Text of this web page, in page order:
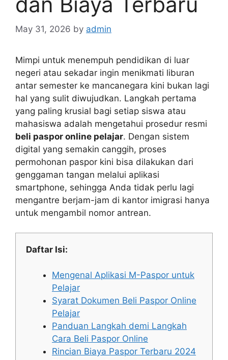
May 31, 2026 by admin
Mimpi untuk menempuh pendidikan di luar
negeri atau sekadar ingin menikmati liburan
antar semester ke mancanegara kini bukan lagi
hal yang sulit diwujudkan. Langkah pertama
yang paling krusial bagi setiap siswa atau
mahasiswa adalah mengetahui prosedur resmi
beli paspor online pelajar. Dengan sistem
digital yang semakin canggih, proses
permohonan paspor kini bisa dilakukan dari
genggaman tangan melalui aplikasi
smartphone, sehingga Anda tidak perlu lagi
mengantre berjam-jam di kantor imigrasi hanya
untuk mengambil nomor antrean.
Daftar Isi:
Mengenal Aplikasi M-Paspor untuk
Pelajar
Syarat Dokumen Beli Paspor Online
Pelajar
Panduan Langkah demi Langkah
Cara Beli Paspor Online
Rincian Biaya Paspor Terbaru 2024